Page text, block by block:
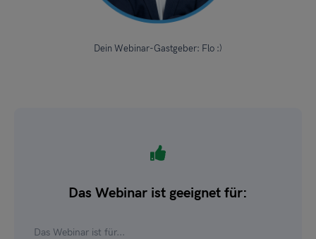
Dein Webinar-Gastgeber: Flo :)
Das Webinar ist geeignet für:
Das Webinar ist für...